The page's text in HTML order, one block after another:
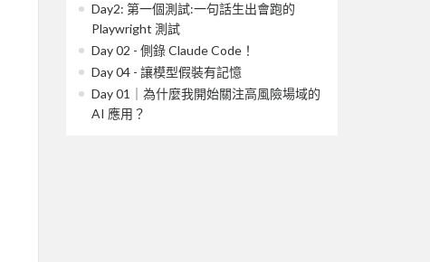
Day2: 第一個測試:一句話生出會跑的
Playwright 測試
Day 02 - 側錄 Claude Code！
Day 04 - 讓模型假裝有記憶
Day 01｜為什麼我開始關注高風險場域的
AI 應用？